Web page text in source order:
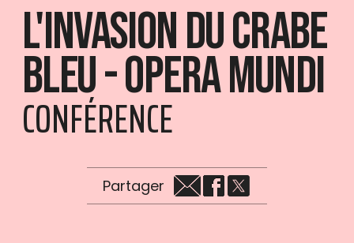
L'invasion du crabe
bleu - Opera Mundi
CONFÉRENCE
Partager